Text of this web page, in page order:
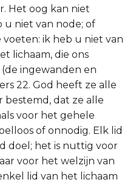
Het oog kan niet
u niet van node; of
ik heb u niet van
lichaam, die ons
ingewanden en
22. God heeft ze alle
bestemd, dat ze alle
voor het gehele
of onnodig. Elk lid
doel; het is nuttig voor
voor het welzijn van
lid van het lichaam